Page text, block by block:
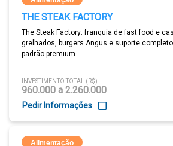
THE STEAK FACTORY
The Steak Factory: franquia de fast food e
grelhados, burgers Angus e suporte
padrão premium.
INVESTIMENTO TOTAL (R$)
960.000 a 2.260.000
Pedir Informações
Alimentação